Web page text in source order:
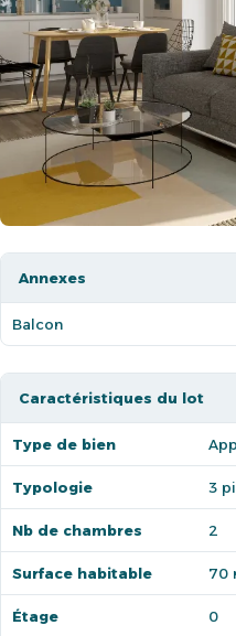
Annexes
Balcon
Caractéristiques du lot
Type de bien
Typologie 3
Nb de chambres 2
Surface habitable 70
Étage 0